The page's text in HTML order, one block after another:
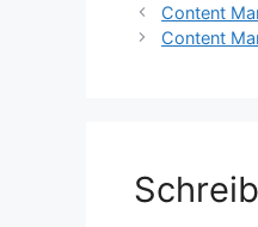
Content
Content